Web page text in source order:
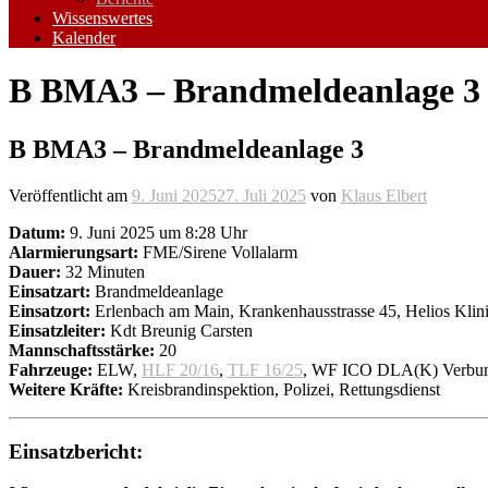
Wissenswertes
Kalender
B BMA3 – Brandmeldeanlage 3
B BMA3 – Brandmeldeanlage 3
Veröffentlicht am 9. Juni 202527. Juli 2025 von Klaus Elbert
Datum: 9. Juni 2025 um 8:28 Uhr
Alarmierungsart: FME/Sirene Vollalarm
Dauer: 32 Minuten
Einsatzart: Brandmeldeanlage
Einsatzort: Erlenbach am Main, Krankenhausstrasse 45, Helios
Einsatzleiter: Kdt Breunig Carsten
Mannschaftsstärke: 20
Fahrzeuge: ELW, HLF 20/16, TLF 16/25, WF ICO DLA(K)
Weitere Kräfte: Kreisbrandinspektion, Polizei, Rettungsdienst
Einsatzbericht: